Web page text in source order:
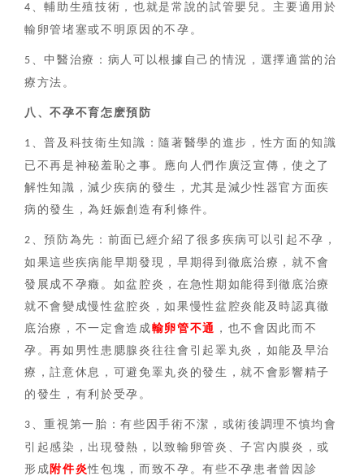
4 、輔助生殖技術，也就是常說的試管嬰兒。主要適用於
輸卵管堵塞或不明原因的不孕。
5 、中醫治療：病人可以根據自己的情況，選擇適當的治
療方法。
八、不孕不育怎麽預防
1 、普及科技衛生知識：隨著醫學的進步，性方面的知識
已不再是神秘羞恥之事。應向人們作廣泛宣傳，使之了
解性知識，減少疾病的發生，尤其是減少性器官方面疾
病的發生，為妊娠創造有利條件。
2 、預防為先：前面已經介紹了很多疾病可以引起不孕，
如果這些疾病能早期發現，早期得到徹底治療，就不會
發展成不孕癥。如盆腔炎，在急性期如能得到徹底治療
就不會變成慢性盆腔炎，如果慢性盆腔炎能及時認真徹
底治療，不一定會造成輸卵管不通 ，也不會因此而不
孕。再如男性患腮腺炎往往會引起睪丸炎，如能及早治
療，註意休息，可避免睪丸炎的發生，就不會影響精子
的發生，有利於受孕。
3 、重視第一胎：有些因手術不潔，或術後調理不慎均會
引起感染，出現發熱，以致輸卵管炎、子宮內膜炎，或
形成 附件炎性包塊，而致不孕。有些不孕患者曾因診